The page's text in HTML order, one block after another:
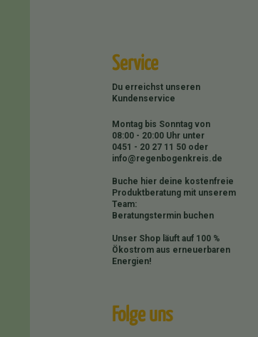
Service
Du erreichst unseren
Kundenservice
Montag bis Sonntag von
08:00 - 20:00 Uhr unter
0451 - 20 27 11 50 oder
info@regenbogenkreis.de
Buche hier deine kostenfreie
Produktberatung mit unserem
Team:
Beratungstermin buchen
Unser Shop läuft auf 100 %
Ökostrom aus erneuerbaren
Energien!
Folge uns